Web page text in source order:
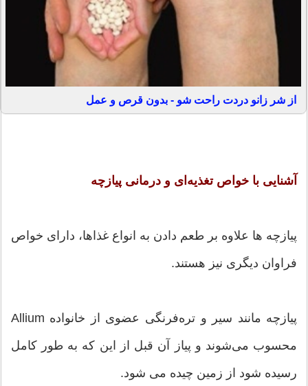
از شر زانو دردت راحت شو - بدون قرص و عمل
آشنایی با خواص تغذیه‌ای و درمانی پیازچه
پیازچه ها علاوه بر طعم دادن به انواع غذاها،‌ دارای خواص
فراوان دیگری نیز هستند.
پیازچه‌ مانند سیر و تره‌فرنگی عضوی از خانواده Allium
محسوب می‌شوند و پیاز آن قبل از این که به طور کامل
رسیده شود از زمین چیده می شود.